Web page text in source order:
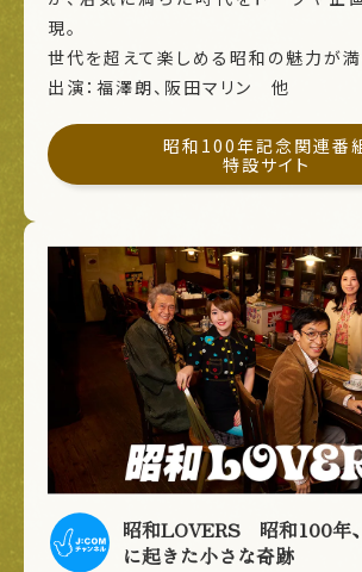
現。
世代を超えて楽しめる昭和の魅力が満
出演：福澤朗、阪田マリン 他
昭和100年記念関連番
特設サイト
昭和LOVERS 昭和100年
に起きた小さな奇跡